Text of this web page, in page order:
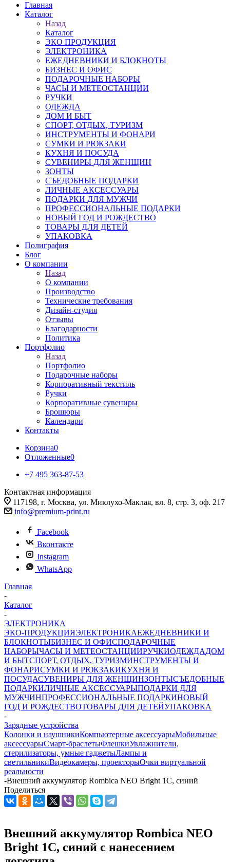
Главная
Каталог
Назад
Каталог
ЭКО ПРОДУКЦИЯ
ЭЛЕКТРОНИКА
ЕЖЕДНЕВНИКИ И БЛОКНОТЫ
БИЗНЕС И ОФИС
ПОДАРОЧНЫЕ НАБОРЫ
ЧАСЫ И МЕТЕОСТАНЦИИ
РУЧКИ
ОДЕЖДА
ДОМ И БЫТ
СПОРТ, ОТДЫХ, ТУРИЗМ
ИНСТРУМЕНТЫ И ФОНАРИ
СУМКИ И РЮКЗАКИ
КУХНЯ И ПОСУДА
СУВЕНИРЫ ДЛЯ ЖЕНЩИН
ЗОНТЫ
СЪЕДОБНЫЕ ПОДАРКИ
ЛИЧНЫЕ АКСЕССУАРЫ
ПОДАРКИ ДЛЯ МУЖЧИ
ПРОФЕССИОНАЛЬНЫЕ ПОДАРКИ
НОВЫЙ ГОД И РОЖДЕСТВО
ТОВАРЫ ДЛЯ ДЕТЕЙ
УПАКОВКА
Полиграфия
Блог
О компании
Назад
О компании
Производство
Технические требования
Дизайн-студия
Отзывы
Благодарности
Политика
Портфолио
Назад
Портфолио
Подарочные наборы
Корпоративный текстиль
Ручки
Корпоративные сувениры
Брошюры
Календари
Контакты
Корзина0
Отложенные0
+7 495 363-87-53
Контактная информация
117198, г. Москва, ул. Миклухо-Маклая, вл. 8, стр. 3, оф. 217
info@premium-print.ru
Facebook
Вконтакте
Instagram
WhatsApp
Главная
-
Каталог
-
ЭЛЕКТРОНИКА
ЭКО-ПРОДУКЦИЯЭЛЕКТРОНИКАЕЖЕДНЕВНИКИ И
БЛОКНОТЫБИЗНЕС И ОФИСПОДАРОЧНЫЕ
НАБОРЫЧАСЫ И МЕТЕОСТАНЦИИРУЧКИОДЕЖДАДОМ
И БЫТСПОРТ, ОТДЫХ, ТУРИЗМИНСТРУМЕНТЫ И
ФОНАРИСУМКИ И РЮКЗАКИКУХНЯ И
ПОСУДАСУВЕНИРЫ ДЛЯ ЖЕНЩИНЗОНТЫСЪЕДОБНЫЕ
ПОДАРКИЛИЧНЫЕ АКСЕССУАРЫПОДАРКИ ДЛЯ
МУЖЧИНПРОФЕССИОНАЛЬНЫЕ ПОДАРКИНОВЫЙ
ГОД И РОЖДЕСТВОТОВАРЫ ДЛЯ ДЕТЕЙУПАКОВКА
-
Зарядные устройства
Колонки и наушникиКомпьютерные аксессуарыМобильные
аксессуарыСмарт-браслетыФлешкиУвлажнители,
стерилизаторы, умные гаджетыЛампы и
светильникиВидеокамеры, проекторыОчки виртуальной
реальности
-Внешний аккумулятор Rombica NEO Bright 1C, синий
Поделиться
Внешний аккумулятор Rombica NEO
Bright 1C, синий с нанесением